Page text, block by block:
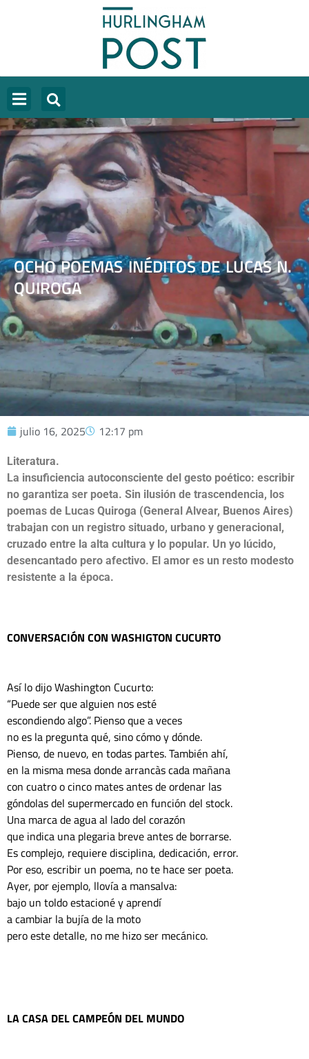
OCHO POEMAS INÉDITOS DE LUCAS N.
QUIROGA
julio 16, 2025 12:17 pm
Literatura.
La insuficiencia autoconsciente del gesto poético: escribir
no garantiza ser poeta. Sin ilusión de trascendencia, los
poemas de Lucas Quiroga (General Alvear, Buenos Aires)
trabajan con un registro situado, urbano y generacional,
cruzado entre la alta cultura y lo popular. Un yo lúcido,
desencantado pero afectivo. El amor es un resto modesto
resistente a la época.
CONVERSACIÓN CON WASHIGTON CUCURTO
Así lo dijo Washington Cucurto:
“Puede ser que alguien nos esté
escondiendo algo”. Pienso que a veces
no es la pregunta qué, sino cómo y dónde.
Pienso, de nuevo, en todas partes. También ahí,
en la misma mesa donde arrancàs cada mañana
con cuatro o cinco mates antes de ordenar las
góndolas del supermercado en función del stock.
Una marca de agua al lado del corazón
que indica una plegaria breve antes de borrarse.
Es complejo, requiere disciplina, dedicación, error.
Por eso, escribir un poema, no te hace ser poeta.
Ayer, por ejemplo, llovía a mansalva:
bajo un toldo estacioné y aprendí
a cambiar la bujía de la moto
pero este detalle, no me hizo ser mecánico.
LA CASA DEL CAMPEÓN DEL MUNDO